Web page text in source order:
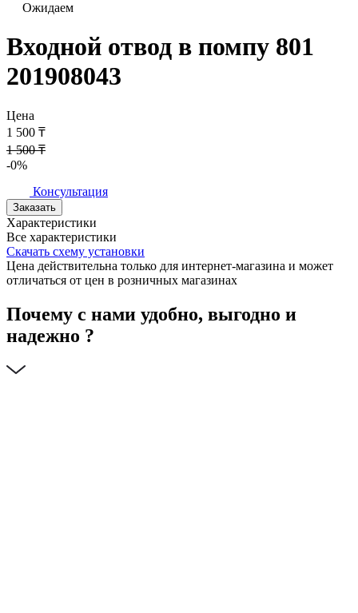
Ожидаем
Входной отвод в помпу 801
201908043
Цена
1 500 ₸
1 500 ₸
-0%
Консультация
Заказать
Характеристики
Все характеристики
Скачать схему установки
Цена действительна только для интернет-магазина и может
отличаться от цен в розничных магазинах
Почему с нами удобно, выгодно и
надежно ?